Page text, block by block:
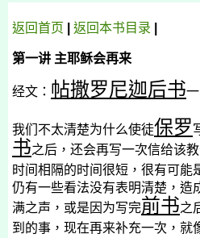
返回首页 返回本书 目录
第一讲 主耶稣会再来
经文： 帖撒罗尼迦后书一
我们不太清楚为什么使徒保罗
书之后，还会再写一次信给该
时间相隔的时间很短，很有可能
仍有一些看法没有表明清楚，造
满之声，或是因为写完前书之
到的事，现在再来补充一次，就